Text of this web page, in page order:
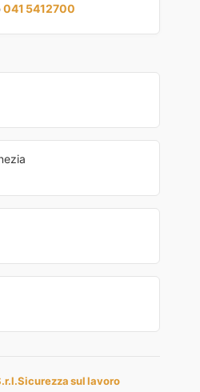
041 5412700
Sicurezza sul lavoro